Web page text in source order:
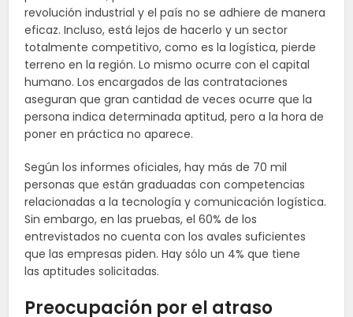
revolución industrial y el país no se adhiere de manera
eficaz. Incluso, está lejos de hacerlo y un sector
totalmente competitivo, como es la logística, pierde
terreno en la región. Lo mismo ocurre con el capital
humano. Los encargados de las contrataciones
aseguran que gran cantidad de veces ocurre que la
persona indica determinada aptitud, pero a la hora de
poner en práctica no aparece.
Según los informes oficiales, hay más de 70 mil
personas que están graduadas con competencias
relacionadas a la tecnología y comunicación logística.
Sin embargo, en las pruebas, el 60% de los
entrevistados no cuenta con los avales suficientes
que las empresas piden. Hay sólo un 4% que tiene
las aptitudes solicitadas.
Preocupación por el atraso